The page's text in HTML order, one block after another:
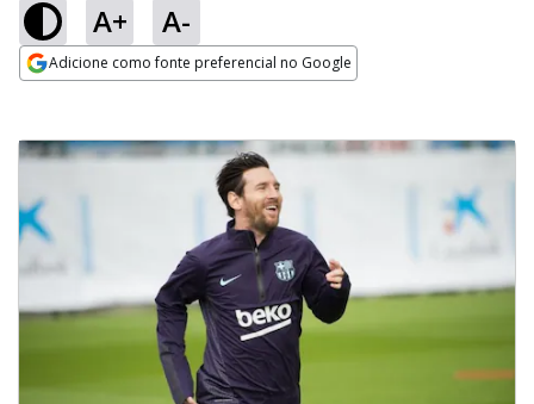
A+ A-
Adicione como fonte preferencial no Google